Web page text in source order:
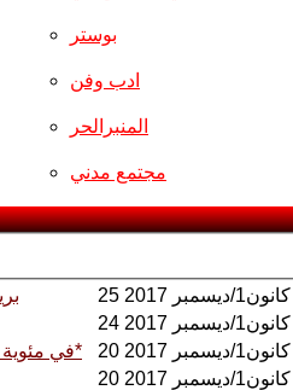
بوستر
ادب وفن
المنبرالحر
مجتمع مدني
25 كانون1/ديسمبر 2017
24 كانون1/ديسمبر 2017
في مئوية ثورة اكتوبر .. تقييم اللجنة التاريخية في قيادة حزب اليسار الألماني*
20 كانون1/ديسمبر 2017
20 كانون1/ديسمبر 2017